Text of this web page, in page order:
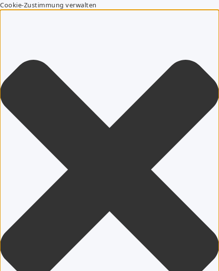
Cookie-Zustimmung verwalten